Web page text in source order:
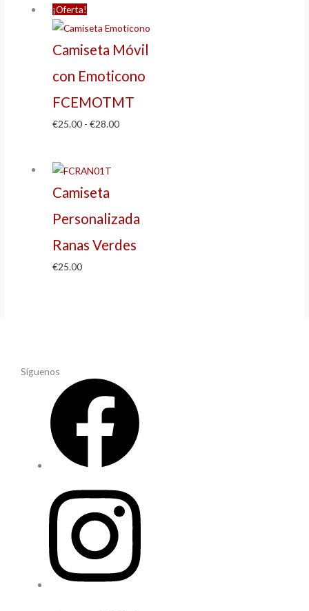
¡Oferta!
Camiseta Móvil
con Emoticono
FCEMOTMT
€25.00 - €28.00
Camiseta
Personalizada
Ranas Verdes
€25.00
Síguenos